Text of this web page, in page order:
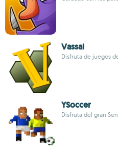
Vassal
Disfruta de juegos
YSoccer
Disfruta del gran